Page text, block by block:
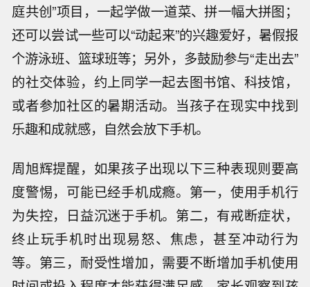
庭共创”项目，一起学做一道菜、拼一幅大拼图；
还可以尝试一些可以“动起来”的兴趣爱好，暑假报
个游泳班、篮球班等；另外，多鼓励参与“走出去”
的社交体验，约上同学一起去图书馆、科技馆，
或者参加社区的暑期活动。当孩子在现实中找到
乐趣和成就感，自然会放下手机。
周旭辉提醒，如果孩子出现以下三种表现则要高
度警惕，可能已经手机成瘾。第一，使用手机行
为失控，日益沉迷于手机。第二，有戒断症状，
终止玩手机时出现易怒、焦虑，甚至冲动行为
等。第三，耐受性增加，需要不断增加手机使用